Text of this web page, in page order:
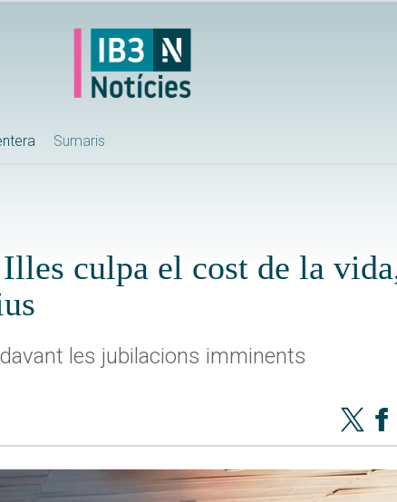
Sumaris
culpa el cost de la
les jubilacions imminents